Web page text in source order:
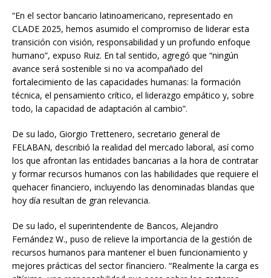
“En el sector bancario latinoamericano, representado en
CLADE 2025, hemos asumido el compromiso de liderar esta
transición con visión, responsabilidad y un profundo enfoque
humano”, expuso Ruiz. En tal sentido, agregó que “ningún
avance será sostenible si no va acompañado del
fortalecimiento de las capacidades humanas: la formación
técnica, el pensamiento crítico, el liderazgo empático y, sobre
todo, la capacidad de adaptación al cambio”.
De su lado, Giorgio Trettenero, secretario general de
FELABAN, describió la realidad del mercado laboral, así como
los que afrontan las entidades bancarias a la hora de contratar
y formar recursos humanos con las habilidades que requiere el
quehacer financiero, incluyendo las denominadas blandas que
hoy día resultan de gran relevancia.
De su lado, el superintendente de Bancos, Alejandro
Fernández W., puso de relieve la importancia de la gestión de
recursos humanos para mantener el buen funcionamiento y
mejores prácticas del sector financiero. “Realmente la carga es